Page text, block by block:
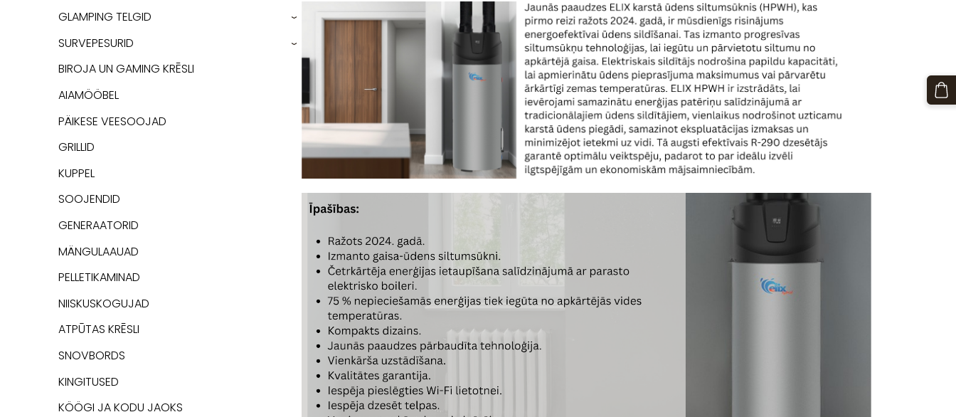
GLAMPING TELGID ›
SURVEPESURID ›
BIROJA UN GAMING KRĒSLI
AIAMÖÖBEL
PÄIKESE VEESOOJAD
GRILLID
KUPPEL
SOOJENDID
GENERAATORID
MÄNGULAAUAD
PELLETIKAMINAD
NIISKUSKOGUJAD
ATPŪTAS KRĒSLI
SNOVBORDS
KINGITUSED
KÖÖGI JA KODU JAOKS